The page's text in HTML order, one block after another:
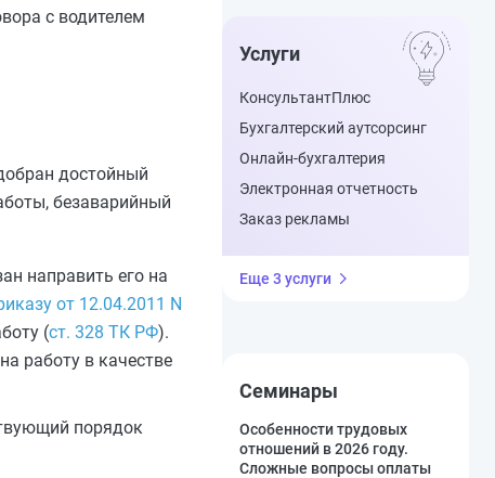
с водителем
достойный
безаварийный
направить его на
от 12.04.2011 N
(ст. 328 ТК РФ).
работу в качестве
порядок
Услуги
КонсультантПлюс
Бухгалтерский аутсорсинг
Онлайн-бухгалтерия
Электронная отчетность
Заказ рекламы
Еще 3 услуги
Семинары
Особенности трудовых
отношений в 2026 году.
Сложные вопросы оплаты